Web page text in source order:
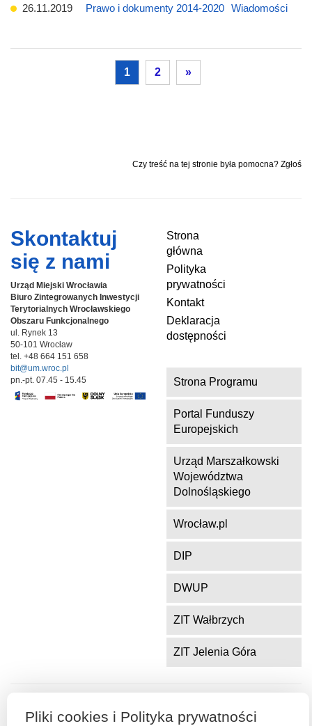
26.11.2019
Prawo i dokumenty 2014-2020 Wiadomości
1 2 »
Czy treść na tej stronie była pomocna? Zgłoś
Skontaktuj
się z nami
Urząd Miejski Wrocławia
Biuro Zintegrowanych Inwestycji
Terytorialnych Wrocławskiego
Obszaru Funkcjonalnego
ul. Rynek 13
50-101 Wrocław
tel. +48 664 151 658
bit@um.wroc.pl
pn.-pt. 07.45 - 15.45
Strona
główna
Polityka
prywatności
Kontakt
Deklaracja
dostępności
Strona Programu
Portal Funduszy
Europejskich
Urząd Marszałkowski
Województwa
Dolnośląskiego
Wrocław.pl
DIP
DWUP
ZIT Wałbrzych
ZIT Jelenia Góra
Europejskiej w ramach Programu Operacyjnego Pomoc Techniczna
Pliki cookies i Polityka prywatności